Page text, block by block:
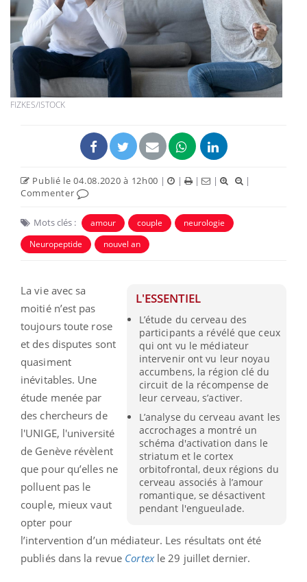
FIZKES/ISTOCK
Publié le 04.08.2020 à 12h00 | | | |
|
Commenter
Mots clés : amour couple
neurologie
Neuropeptide
nouvel an
L'ESSENTIEL
L’étude du cerveau des
participants a révélé que ceux
qui ont vu le médiateur
intervenir ont vu leur noyau
accumbens, la région clé du
circuit de la récompense de
leur cerveau, s’activer.
L’analyse du cerveau avant les
accrochages a montré un
schéma d'activation dans le
striatum et le cortex
orbitofrontal, deux régions du
cerveau associés à l’amour
romantique, se désactivent
pendant l'engueulade.
La vie avec sa
moitié n’est pas
toujours toute rose
et des disputes sont
quasiment
inévitables. Une
étude menée par
des chercheurs de
l'UNIGE, l'université
de Genève révèlent
que pour qu’elles ne
polluent pas le
couple, mieux vaut
opter pour
l’intervention d’un médiateur. Les résultats ont été
publiés dans la revue Cortexle 29 juillet dernier.